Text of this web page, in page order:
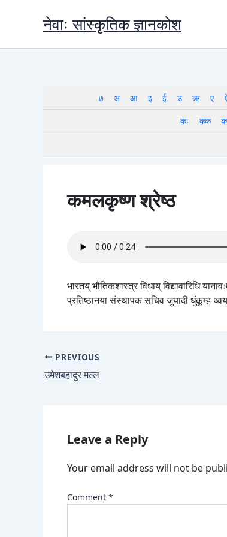
नेवाः सांस्कृतिक ज्ञानकोश
७ अ आ इ ई उ ऋ ए ऐ
कः
कक
कमलकृष्ण श्रेष्ठ
भारतय् भौतिकशास्त्र विधाय् विद्यावारिधि
प्रतिष्ठानया संस्थापक सचिव जुयादी धुंकूम्ह
PREVIOUS
उमेशबहादुर मल्ल
Leave a Reply
Your email address will not be
Comment *